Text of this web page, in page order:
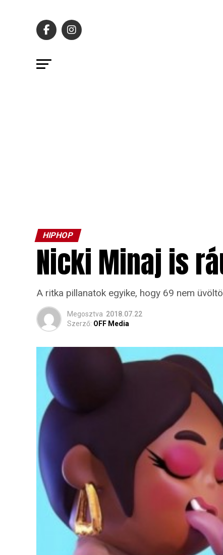
HIPHOP
Nicki Minaj is
A ritka pillanatok egyike, hogy 69 nem
Megosztva 2018.07.22
Szerző: OFF Media